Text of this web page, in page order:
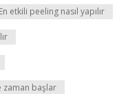
En etkili peeling nasıl yapılır
zaman başlar